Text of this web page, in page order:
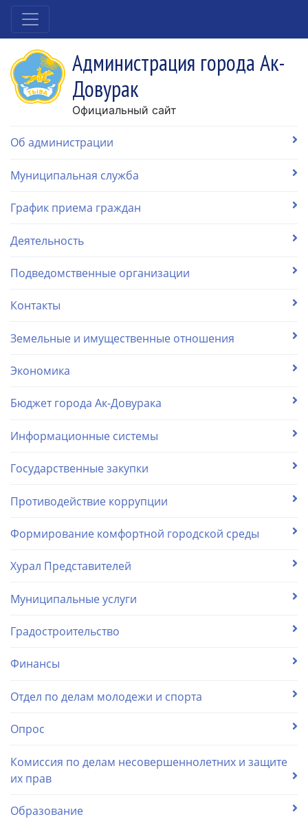
Администрация города Ак-
Довурак
Официальный сайт
Об администрации
Муниципальная служба
График приема граждан
Деятельность
Подведомственные организации
Контакты
Земельные и имущественные отношения
Экономика
Бюджет города Ак-Довурака
Информационные системы
Государственные закупки
Противодействие коррупции
Формирование комфортной городской среды
Хурал Представителей
Муниципальные услуги
Градостроительство
Финансы
Отдел по делам молодежи и спорта
Опрос
Комиссия по делам несовершеннолетних и защите
их прав
Образование